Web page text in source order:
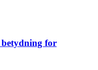
betydning for